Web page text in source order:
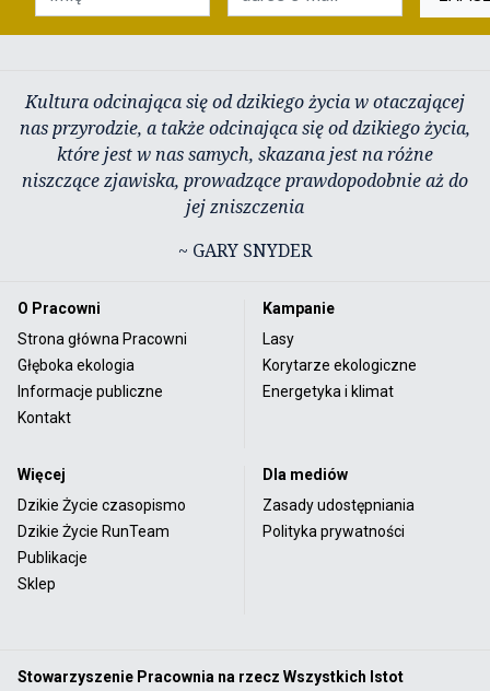
Kultura odcinająca się od dzikiego życia w otaczającej
nas przyrodzie, a także odcinająca się od dzikiego życia,
które jest w nas samych, skazana jest na różne
niszczące zjawiska, prowadzące prawdopodobnie aż do
jej zniszczenia
~ GARY SNYDER
O Pracowni
Strona główna Pracowni
Głęboka ekologia
Informacje publiczne
Kontakt
Kampanie
Lasy
Korytarze ekologiczne
Energetyka i klimat
Więcej
Dzikie Życie czasopismo
Dzikie Życie RunTeam
Publikacje
Sklep
Dla mediów
Zasady udostępniania
Polityka prywatności
Stowarzyszenie Pracownia na rzecz Wszystkich Istot